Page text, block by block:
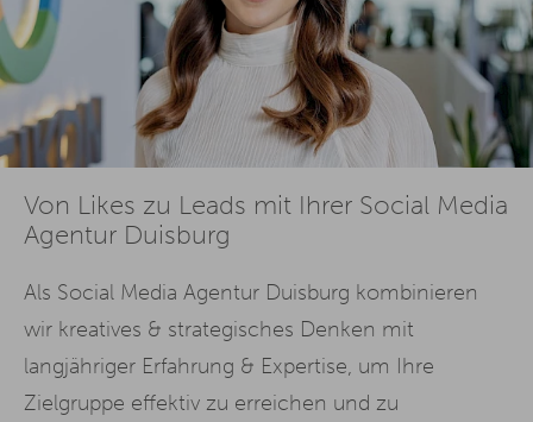
Von Likes zu Leads mit Ihrer Social Media
Agentur Duisburg
Als Social Media Agentur Duisburg kombinieren
wir kreatives & strategisches Denken mit
langjähriger Erfahrung & Expertise, um Ihre
Zielgruppe effektiv zu erreichen und zu